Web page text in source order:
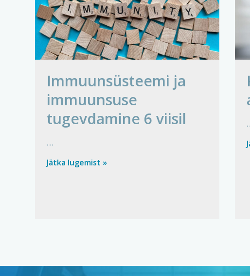
Immuunsüsteemi ja
immuunsuse
tugevdamine 6 viisil
…
Immuunsüsteemi
Jätka lugemist »